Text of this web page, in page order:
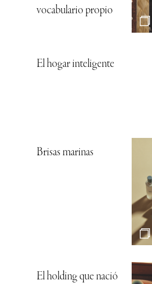
vocabulario propio
El hogar inteligente
Brisas marinas
El holding que nació